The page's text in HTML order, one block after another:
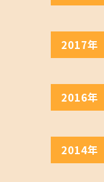
2017年
2016年
2014年